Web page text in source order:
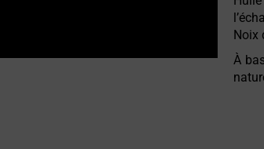
Noix
À